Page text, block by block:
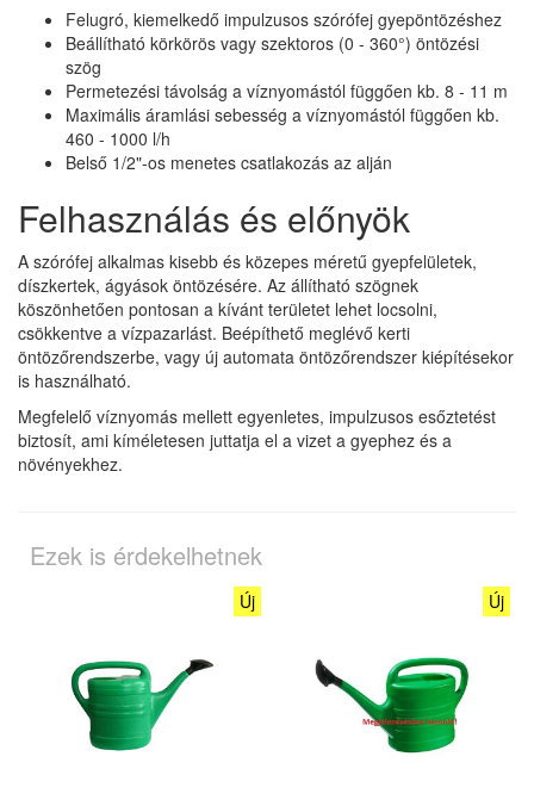
Felugró, kiemelkedő impulzusos szórófej gyepöntözéshez
Beállítható körkörös vagy szektoros (0 - 360°) öntözési
szög
Permetezési távolság a víznyomástól függően kb. 8 - 11 m
Maximális áramlási sebesség a víznyomástól függően kb.
460 - 1000 l/h
Belső 1/2"-os menetes csatlakozás az alján
Felhasználás és előnyök
A szórófej alkalmas kisebb és közepes méretű gyepfelületek,
díszkertek, ágyások öntözésére. Az állítható szögnek
köszönhetően pontosan a kívánt területet lehet locsolni,
csökkentve a vízpazarlást. Beépíthető meglévő kerti
öntözőrendszerbe, vagy új automata öntözőrendszer kiépítésekor
is használható.
Megfelelő víznyomás mellett egyenletes, impulzusos esőztetést
biztosít, ami kíméletesen juttatja el a vizet a gyephez és a
növényekhez.
Ezek is érdekelhetnek
Új Új